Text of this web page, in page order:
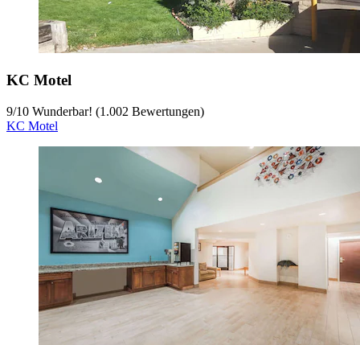
KC Motel
9/10 Wunderbar! (1.002 Bewertungen)
KC Motel